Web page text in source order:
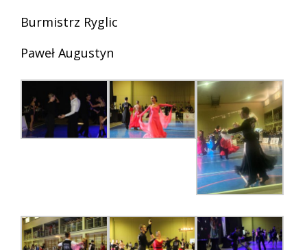
Burmistrz Ryglic
Paweł Augustyn